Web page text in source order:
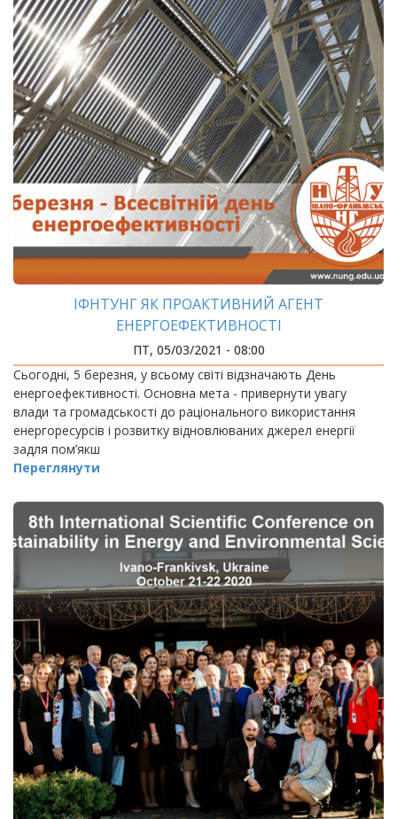
ІФНТУНГ ЯК ПРОАКТИВНИЙ АГЕНТ
ЕНЕРГОЕФЕКТИВНОСТІ
ПТ, 05/03/2021 - 08:00
Сьогодні, 5 березня, у всьому світі відзначають День
енергоефективності. Основна мета - привернути увагу
влади та громадськості до раціонального використання
енергоресурсів і розвитку відновлюваних джерел енергії
задля пом’якш
Переглянути